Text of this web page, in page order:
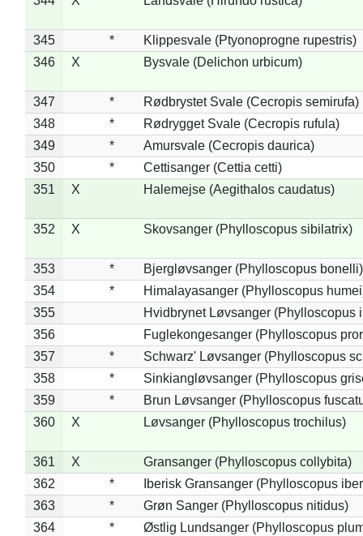
345 *
Klippesvale (Ptyonoprogne rupestris)
346
X Bysvale (Delichon urbicum)
347 *
Rødbrystet Svale (Cecropis semirufa)
348
*
Rødrygget Svale (Cecropis rufula)
349
*
Amursvale (Cecropis daurica)
350
*
Cettisanger (Cettia cetti)
351
X Halemejse (Aegithalos caudatus)
352 X Skovsanger (Phylloscopus sibilatrix)
353 *
Bjergløvsanger (Phylloscopus bonelli)
354
*
Himalayasanger (Phylloscopus
355
Hvidbrynet Løvsanger (Phylloscopus
356
Fuglekongesanger (Phylloscopus
357
*
Schwarz' Løvsanger (Phylloscopus
358
*
Sinkiangløvsanger (Phylloscopus
359
*
Brun Løvsanger (Phylloscopus
360
X Løvsanger (Phylloscopus trochilus)
361 X
Gransanger (Phylloscopus collybita)
362
*
Iberisk Gransanger (Phylloscopus
363
*
Grøn Sanger (Phylloscopus nitidus)
364
*
Østlig Lundsanger (Phylloscopus